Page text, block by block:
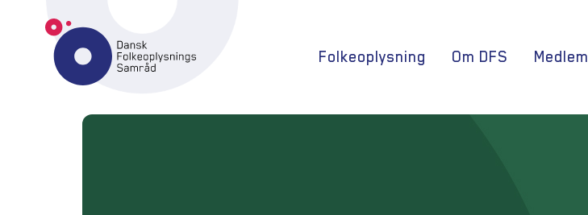
Folkeoplysning Om DFS Medlem